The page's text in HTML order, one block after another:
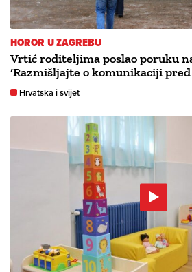
HOROR U ZAGREBU
Vrtić roditeljima poslao poruku
‘Razmišljajte o komunikaciji pred
Hrvatska i svijet